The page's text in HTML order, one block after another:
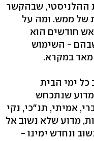
ההלניסטי, שבהקשר
של ממש. ומה על
חודשים הוא
- השימוש
מאד במקרא.
כל ימי הבית
מדוע שנתכחש
אמיתי, תנ"כי, נקי
מדוע שלא נשוב אל
ונחדש ימינו -